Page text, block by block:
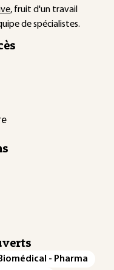
, fruit d'un travail
de spécialistes.
- Pharma